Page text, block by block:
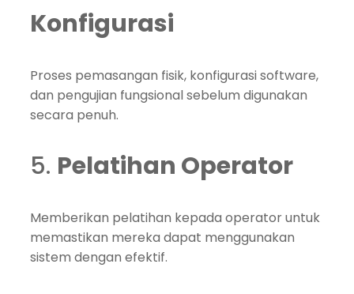
Konfigurasi
Proses pemasangan fisik, konfigurasi software,
dan pengujian fungsional sebelum digunakan
secara penuh.
5. Pelatihan Operator
Memberikan pelatihan kepada operator untuk
memastikan mereka dapat menggunakan
sistem dengan efektif.